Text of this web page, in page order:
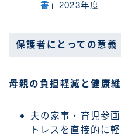
書 」2023年度
保護者にとっての意義
母親の負担軽減と健康
夫の家事・育児参
トレスを直接的に